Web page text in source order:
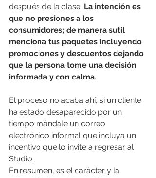
después de la clase. La intención es
que no presiones a los
consumidores; de manera sutil
menciona tus paquetes incluyendo
promociones y descuentos dejando
que la persona tome una decisión
informada y con calma.
El proceso no acaba ahí, si un cliente
ha estado desaparecido por un
tiempo mándale un correo
electrónico informal que incluya un
incentivo que lo invite a regresar al
Studio.
En resumen, es el carácter y la